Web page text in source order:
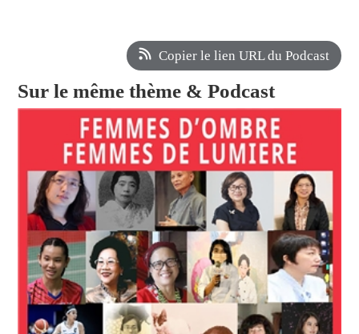
Copier le lien URL du Podcast
Sur le même thème & Podcast